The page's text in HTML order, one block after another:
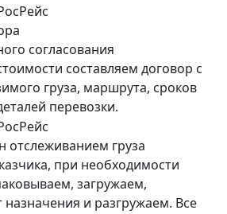
согласования
составляем договор с
груза, маршрута, сроков
перевозки.
отслеживанием груза
при необходимости
загружаем,
назначения и разгружаем. Все